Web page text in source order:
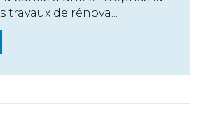
travaux de rénova...